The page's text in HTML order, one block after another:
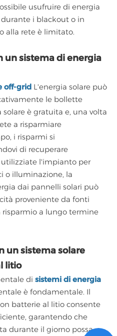
usufruire di energia
i blackout o in
alla rete è limitato.
un sistema di energia
off-grid L'energia solare può
le bollette
è gratuita e, una volta
a risparmiare
i risparmi si
di recuperare
l'impianto per
o illuminazione, la
dai pannelli solari può
proveniente da fonti
a lungo termine
un sistema solare
litio
di sistemi di energia
è fondamentale. Il
batterie al litio consente
garantendo che
durante il giorno possa